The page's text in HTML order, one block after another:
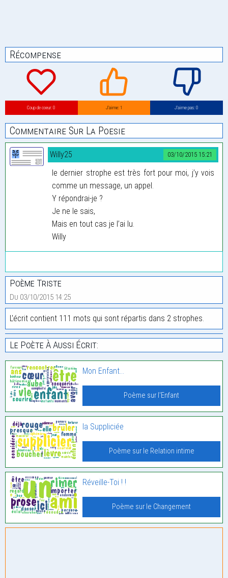
Récompense
Coup de coeur: 0 J’aime: 1 J’aime pas: 0
Commentaire Sur La Poesie
03/10/2015 15:21
Willy25
le dernier strophe est très fort pour moi, j’y vois
comme un message, un appel.
Y répondrai-je ?
Je ne le sais,
Mais en tout cas je l’ai lu.
Willy
Poème Triste
Du 03/10/2015 14:25
L'écrit contient 111 mots qui sont répartis dans 2 strophes.
Le Poète À Aussi Écrit:
Mon Enfant…
Poème sur l'Enfant
la Suppliciée
Poème sur le Relation intime
Réveille-Toi ! !
Poème sur le Changement